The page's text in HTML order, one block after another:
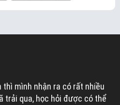
thì mình nhận ra có rất nhiều
trải qua, học hỏi được có thể